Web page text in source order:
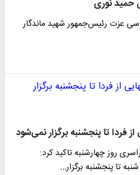
حمید نوری
سخنگوی دولت گفت: ثمرات دیپلماسی عزت ‎رئیس‌جمهور شهید ماندگار
فردا تا پنجشنبه برگزار نمی‌شود
روز چهارشنبه تاکید کرد:
تا پنجشنبه برگزار…